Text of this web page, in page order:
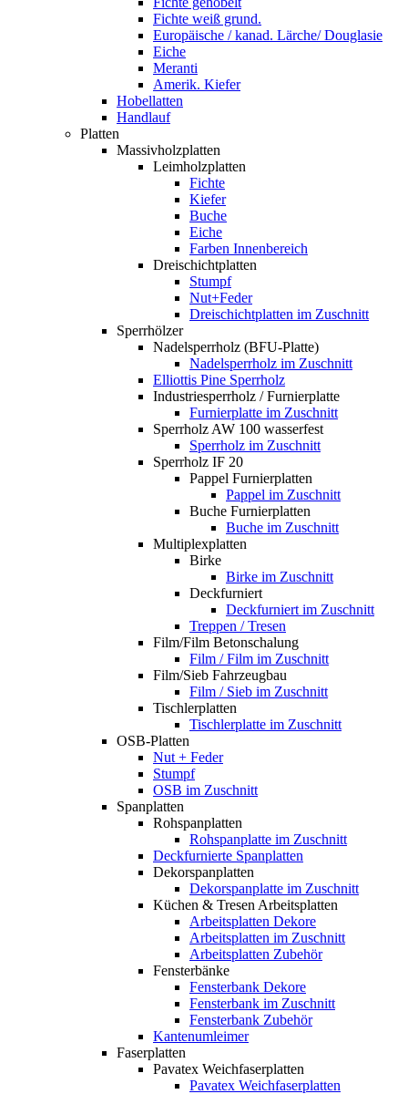
Fichte weiß grund.
Europäische / kanad. Lärche/ Douglasie
Eiche
Meranti
Amerik. Kiefer
Hobellatten
Handlauf
Platten
Massivholzplatten
Leimholzplatten
Fichte
Kiefer
Buche
Eiche
Farben Innenbereich
Dreischichtplatten
Stumpf
Nut+Feder
Dreischichtplatten im Zuschnitt
Sperrhölzer
Nadelsperrholz (BFU-Platte)
Nadelsperrholz im Zuschnitt
Elliottis Pine Sperrholz
Industriesperrholz / Furnierplatte
Furnierplatte im Zuschnitt
Sperrholz AW 100 wasserfest
Sperrholz im Zuschnitt
Sperrholz IF 20
Pappel Furnierplatten
Pappel im Zuschnitt
Buche Furnierplatten
Buche im Zuschnitt
Multiplexplatten
Birke
Birke im Zuschnitt
Deckfurniert
Deckfurniert im Zuschnitt
Treppen / Tresen
Film/Film Betonschalung
Film / Film im Zuschnitt
Film/Sieb Fahrzeugbau
Film / Sieb im Zuschnitt
Tischlerplatten
Tischlerplatte im Zuschnitt
OSB-Platten
Nut + Feder
Stumpf
OSB im Zuschnitt
Spanplatten
Rohspanplatten
Rohspanplatte im Zuschnitt
Deckfurnierte Spanplatten
Dekorspanplatten
Dekorspanplatte im Zuschnitt
Küchen & Tresen Arbeitsplatten
Arbeitsplatten Dekore
Arbeitsplatten im Zuschnitt
Arbeitsplatten Zubehör
Fensterbänke
Fensterbank Dekore
Fensterbank im Zuschnitt
Fensterbank Zubehör
Kantenumleimer
Faserplatten
Pavatex Weichfaserplatten
Pavatex Weichfaserplatten